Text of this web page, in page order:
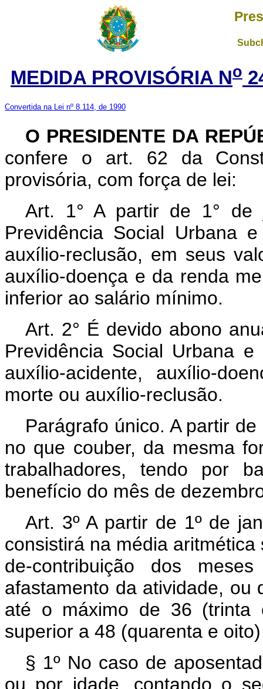
MEDIDA PROVISÓRIA No
Convertida na Lei nº 8.114, de 1990
O PRESIDENTE DA
confere o art. 62 da
provisória, com força de lei:
Art. 1° A partir de 1° de
Previdência Social Urbana
auxílio-reclusão, em seus
auxílio-doença e da renda
inferior ao salário mínimo.
Art. 2° É devido abono
Previdência Social Urbana
auxílio-acidente, auxílio-
morte ou auxílio-reclusão.
Parágrafo único. A partir
no que couber, da mesma
trabalhadores, tendo por
benefício do mês de
Art. 3º A partir de 1º de
consistirá na média
de-contribuição dos
afastamento da atividade, ou
até o máximo de 36 (trinta
superior a 48 (quarenta e
§ 1º No caso de
ou por idade, contando o